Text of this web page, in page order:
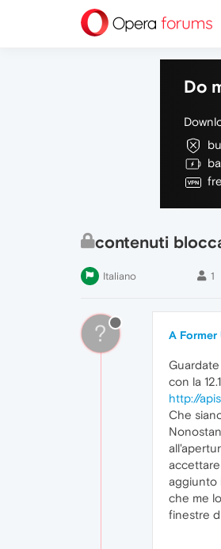
Do
contenuti
Italiano 1
? A Former
con la
http://
Che
aggiunto
che me
finestre